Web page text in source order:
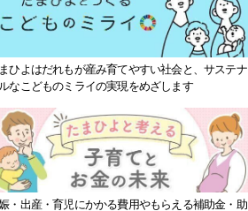
ひよはだれもが産み育てやすい社会と、サステナ
なこどものミライの実現をめざします
・出産・育児にかかる費用やもらえる補助金・助